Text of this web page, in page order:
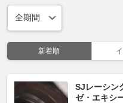
新着順
SJレーシン
ゼ・エキシ